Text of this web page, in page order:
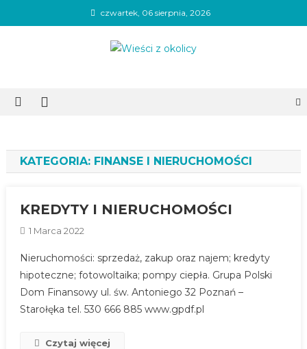
to
czwartek, 06 sierpnia, 2026
KATEGORIA: FINANSE I NIERUCHOMOŚCI
KREDYTY I NIERUCHOMOŚCI
1 Marca 2022
Nieruchomości: sprzedaż, zakup oraz najem; kredyty
hipoteczne; fotowoltaika; pompy ciepła. Grupa Polski
Dom Finansowy ul. św. Antoniego 32 Poznań –
Starołęka tel. 530 666 885 www.gpdf.pl
Czytaj więcej